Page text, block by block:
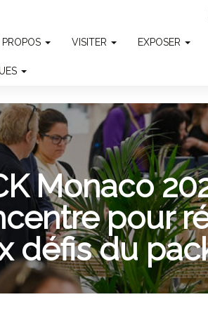
VISITER EXPOSER
Monaco
pour
défis du